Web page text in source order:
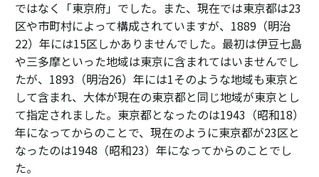
ではなく「東京府」でした。また、現在では東京都は23
区や市町村によって構成されていますが、1889（明治
22）年には15区しかありませんでした。最初は伊豆七島
や三多摩といった地域は東京に含まれてはいませんでし
たが、1893（明治26）年には1そのような地域も東京と
して含まれ、大体が現在の東京都と同じ地域が東京とし
て指定されました。東京都となったのは1943（昭和18）
年になってからのことで、現在のように東京都が23区と
なったのは1948（昭和23）年になってからのことでし
た。